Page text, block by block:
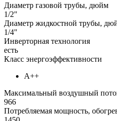
Диаметр газовой трубы, дюйм
1/2"
Диаметр жидкостной трубы,
1/4"
Инверторная технология
есть
Класс энергоэффективности
А++
Максимальный воздушный
966
Потребляемая мощность,